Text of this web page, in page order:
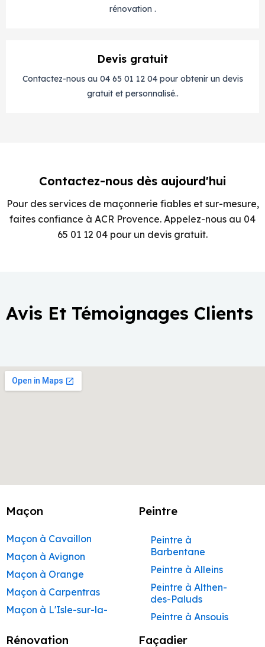
rénovation .
Devis gratuit
Contactez-nous au 04 65 01 12 04 pour obtenir un devis
gratuit et personnalisé..
Contactez-nous dès aujourd'hui
Pour des services de maçonnerie fiables et sur-mesure,
faites confiance à ACR Provence. Appelez-nous au 04
65 01 12 04 pour un devis gratuit.
Avis Et Témoignages Clients
Maçon
Maçon à Cavaillon
Maçon à Avignon
Maçon à Orange
Maçon à Carpentras
Maçon à L'Isle-sur-la-
Maçon à Apt
Peintre
Peintre à
Barbentane
Peintre à Alleins
Peintre à Althen-
des-Paluds
Peintre à Ansouis
Peintre à Apt
Rénovation Façadier